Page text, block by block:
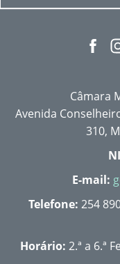
Câmara
Avenida
310,
E-mail:
Telefone: 254
Horário: 2.ª a 6.ª